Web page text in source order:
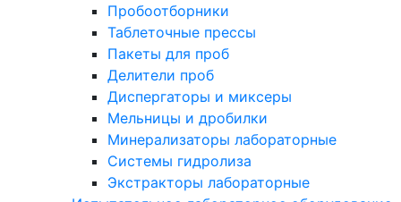
Пробоотборники
Таблеточные прессы
Пакеты для проб
Делители проб
Диспергаторы и миксеры
Мельницы и дробилки
Минерализаторы лабораторные
Системы гидролиза
Экстракторы лабораторные